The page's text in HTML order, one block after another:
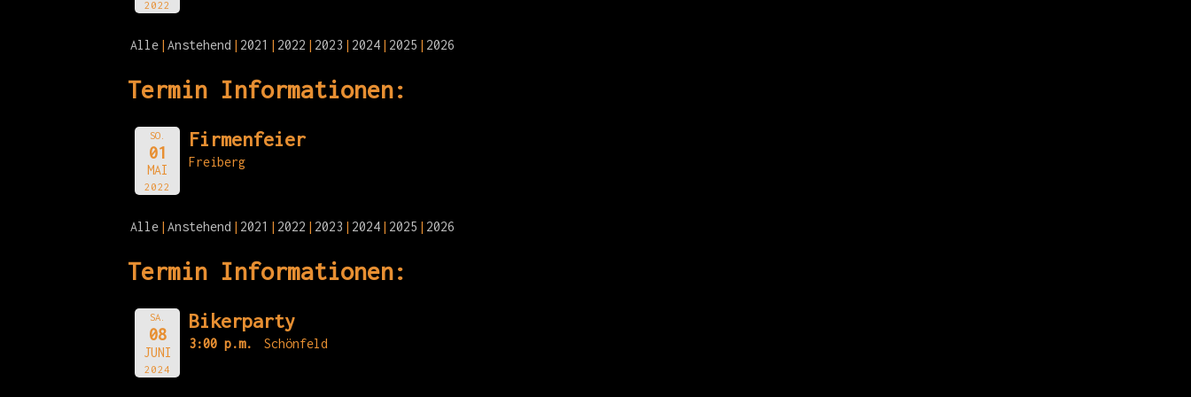
2022
Alle Anstehend 2021 2022 2023 2024 2025 2026
Termin Informationen:
SO.
01
MAI
2022
Firmenfeier
Freiberg
Alle Anstehend 2021 2022 2023 2024 2025 2026
Termin Informationen:
SA.
08
JUNI
2024
Bikerparty
3:00 p.m. Schönfeld